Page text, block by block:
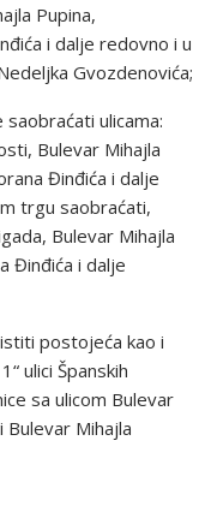
Pupina,
i dalje redovno i u
Gvozdenovića;
ulicama:
Bulevar Mihajla
Đinđića i dalje
trgu saobraćati,
Bulevar Mihajla
Đinđića i dalje
postojeća kao i
ulici Španskih
sa ulicom Bulevar
Bulevar Mihajla